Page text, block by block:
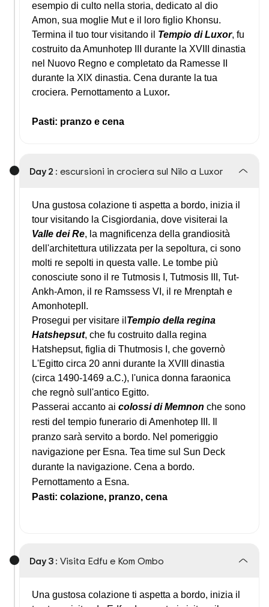
esempio di culto nella storia, dedicato al dio
Amon, sua moglie Mut e il loro figlio Khonsu.
Termina il tuo tour visitando il Tempio di Luxor, fu
costruito da Amunhotep III durante la XVIII dinastia
nel Nuovo Regno e completato da Ramesse II
durante la XIX dinastia. Cena durante la tua
crociera. Pernottamento a Luxor.
Pasti: pranzo e cena
Day 2 : escursioni in crociera sul Nilo a Luxor
Una gustosa colazione ti aspetta a bordo, inizia il
tour visitando la Cisgiordania, dove visiterai la
Valle dei Re, la magnificenza della grandiosità
dell'architettura utilizzata per la sepoltura, ci sono
molti re sepolti in questa valle. Le tombe più
conosciute sono il re Tutmosis I, Tutmosis III, Tut-
Ankh-Amon, il re Ramssess VI, il re Mrenptah e
AmonhotepII.
Prosegui per visitare il Tempio della regina
Hatshepsut, che fu costruito dalla regina
Hatshepsut, figlia di Thutmosis I, che governò
L'Egitto circa 20 anni durante la XVIII dinastia
(circa 1490-1469 a.C.), l'unica donna faraonica
che regnò sull'antico Egitto.
Passerai accanto ai colossi di Memnon che sono
resti del tempio funerario di Amenhotep III. Il
pranzo sarà servito a bordo. Nel pomeriggio
navigazione per Esna. Tea time sul Sun Deck
durante la navigazione. Cena a bordo.
Pernottamento a Esna.
Pasti: colazione, pranzo, cena
Day 3 : Visita Edfu e Kom Ombo
Una gustosa colazione ti aspetta a bordo, inizia il